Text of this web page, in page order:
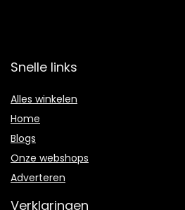
Snelle links
Alles winkelen
Home
Blogs
Onze webshops
Adverteren
Verklaringen